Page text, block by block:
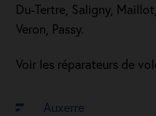
Du-Tertre, Saligny,
Veron, Passy.
Voir les réparateurs de
Auxerre